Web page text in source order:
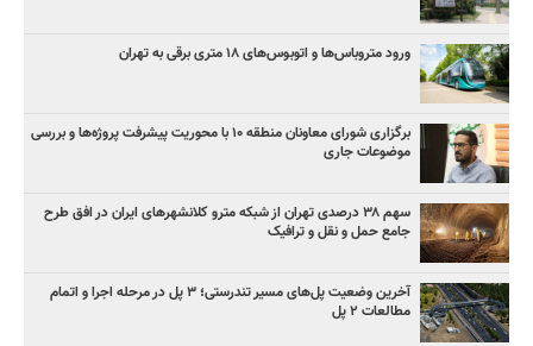
ورود متروباس‌ها و اتوبوس‌های ۱۸ متری برقی به تهران
برگزاری شورای معاونان منطقه ۱۰ با محوریت پیشرفت پروژه‌ها و بررسی
موضوعات جاری
سهم ۳۸ درصدی تهران از شبکه مترو کلانشهرهای ایران در افق طرح
جامع حمل و نقل و ترافیک
آخرین وضعیت پل‌های مسیر تندرستی؛ ۳ پل در مرحله اجرا و اتمام
مطالعات ۲ پل